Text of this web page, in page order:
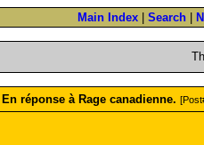
Main Index Search
En réponse à Rage canadienne.